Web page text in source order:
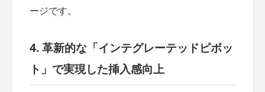
ージです。
4. 革新的な「インテグレーテッドピボッ
ト」で実現した挿入感向上